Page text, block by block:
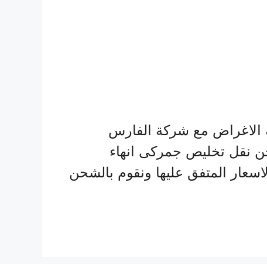
الاغراض مع شركة الفارس
نقل تخليص جمركى انهاء
المتفق عليها ونقوم بالشحن